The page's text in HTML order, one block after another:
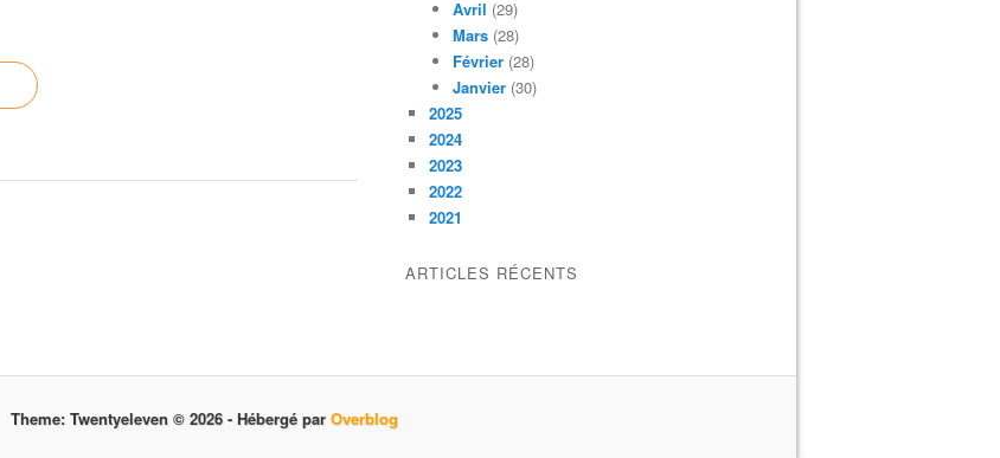
Avril (29)
Mars (28)
Février (28)
Janvier (30)
2025
2024
2023
2022
2021
ARTICLES RÉCENTS
Theme: Twentyeleven © 2026 - Hébergé par Overblog